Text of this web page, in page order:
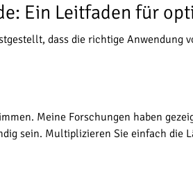
Ein Leitfaden für
dass die richtige Anwendung
Meine Forschungen haben
sein. Multiplizieren Sie einfach die